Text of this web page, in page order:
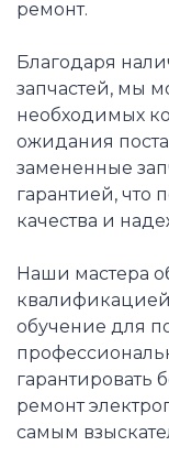
ремонт.
Благодаря
запчастей, мы
необходимых
ожидания
замененные
гарантией, что
качества и
Наши мастера
обучение для
гарантировать
ремонт
самым